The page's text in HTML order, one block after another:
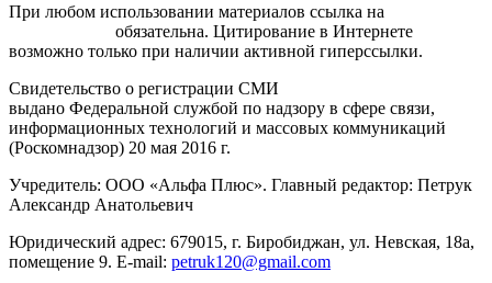
При любом использовании материалов ссылка на
обязательна. Цитирование в Интернете
возможно только при наличии активной гиперссылки.
Свидетельство о регистрации СМИ
выдано Федеральной службой по надзору в сфере связи,
информационных технологий и массовых коммуникаций
(Роскомнадзор) 20 мая 2016 г.
Учредитель: ООО «Альфа Плюс». Главный редактор: Петрук
Александр Анатольевич
Юридический адрес: 679015, г. Биробиджан, ул. Невская, 18а,
помещение 9. E-mail: petruk120@gmail.com